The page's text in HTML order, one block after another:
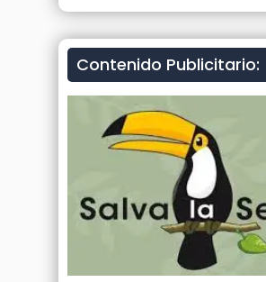
Contenido Publicitario: